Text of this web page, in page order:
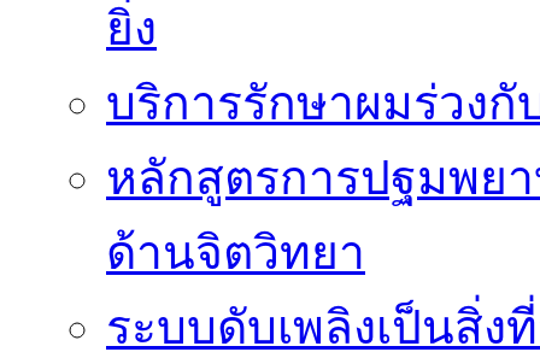
ยิ่ง
บริการรักษาผมร่วง
หลักสูตรการปฐมพย
ด้านจิตวิทยา
ระบบดับเพลิงเป็นสิ่ง